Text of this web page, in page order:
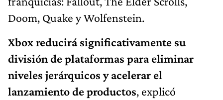
Doom, Quake y Wolfenstein.
Xbox reducirá significativamente su
división de plataformas para eliminar
niveles jerárquicos y acelerar el
lanzamiento de productos, explicó